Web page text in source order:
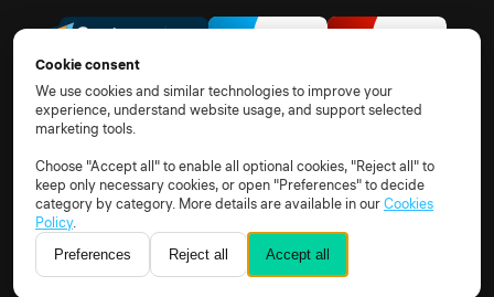
Terms of usePrivacy noticeTOM DPASubprocessors
Cookie policyCookie settings
Cookie consent
We use cookies and similar technologies to improve your
experience, understand website usage, and support selected
marketing tools.
Choose "Accept all" to enable all optional cookies, "Reject all" to
keep only necessary cookies, or open "Preferences" to decide
category by category. More details are available in ourCookies
Policy.
Preferences Reject all Accept all